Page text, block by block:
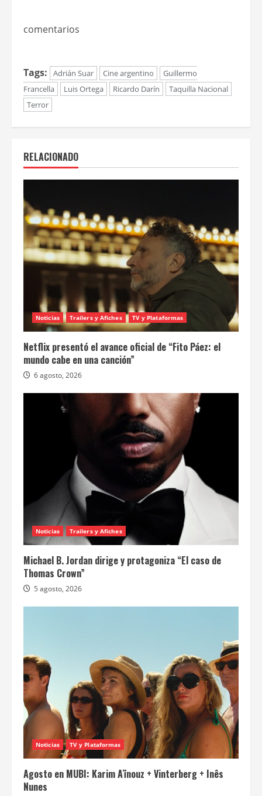
comentarios
Tags: Adrián Suar Cine argentino
Guillermo
Francella
Luis Ortega Ricardo Darín
Taquilla Nacional
Terror
RELACIONADO
Noticias Trailers y Afiches TV y Plataformas
Netflix presentó el avance oficial de “Fito Páez: el
mundo cabe en una canción”
6 agosto, 2026
Noticias Trailers y Afiches
Michael B. Jordan dirige y protagoniza “El caso de
Thomas Crown”
5 agosto, 2026
Noticias TV y Plataformas
Agosto en MUBI: Karim Aïnouz + Vinterberg + Inês
Nunes